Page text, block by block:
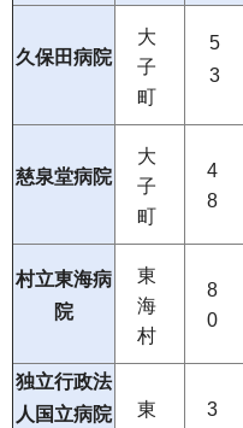
久保田病院
大
子
町
5
3
慈泉堂病院
大
子
町
4
8
村立東海病
院
東
海
村
8
0
独立行政法
人国立病院
東
3